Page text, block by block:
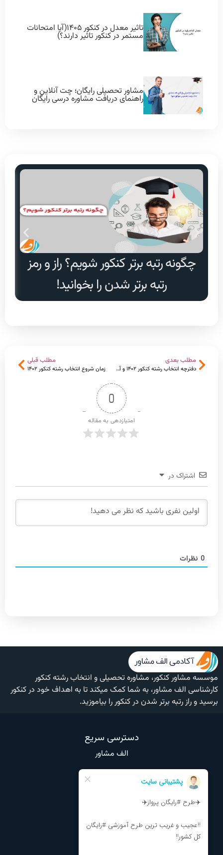
تاثیر معدل در کنکور ۱۴۰۵(آیا امتحانات
مستمر در کنکور تاثیر دارند؟)
مشاور تحصیلی رایگان؛ چت آنلاین و
راهنمای دریافت مشاوره درسی رایگان
چگونه رتبه برتر کنکور شویم؟ راز و رمز
رتبه برتر شدن را بخوانید!
مطلب بعدی
دفترچه انتخاب رشته کنکور ۱۴۰۲ و آشنایی کامل با آن
مطلب قبلی
زمان شروع انتخاب رشته کنکور ۱۴۰۲
0
امتیازدهی به مقاله
اشتراک در
0 نظرات
موسسه مشاور کنکور، مشاوره تحصیلی و انتخاب رشته کنکور
کارشناسی الف مشاور، به شما کمک میکند تا به اهداف خود در کنکور
برسید و راز رتبه برتر شدن در کنکور را بیاموزید.
دسترسی سریع
الف مشاور
درباره ما